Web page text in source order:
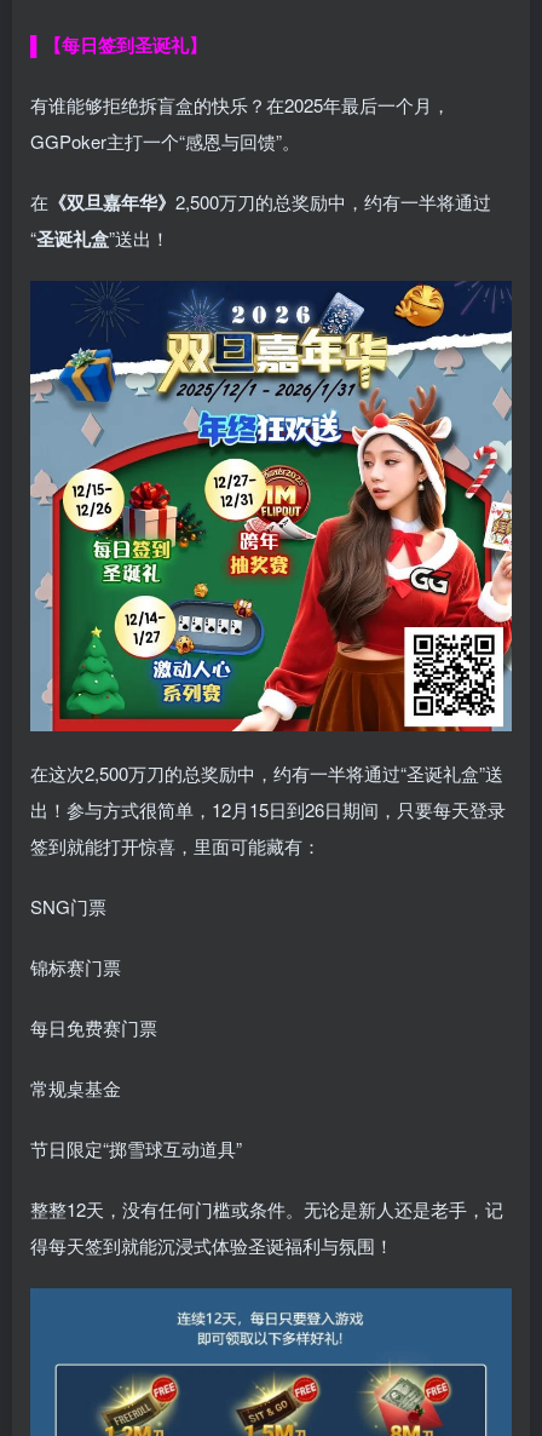
▌【每日签到圣诞礼】
有谁能够拒绝拆盲盒的快乐？在2025年最后一个月，
GGPoker主打一个“感恩与回馈”。
在 《双旦嘉年华》 2,500万刀的总奖励中，约有一半将通过
“圣诞礼盒”送出！
在这次2,500万刀的总奖励中，约有一半将通过“圣诞礼盒”送
出！参与方式很简单，12月15日到26日期间，只要每天登录
签到就能打开惊喜，里面可能藏有：
SNG门票
锦标赛门票
每日免费赛门票
常规桌基金
节日限定“掷雪球互动道具”
整整12天，没有任何门槛或条件。无论是新人还是老手，记
得每天签到就能沉浸式体验圣诞福利与氛围！